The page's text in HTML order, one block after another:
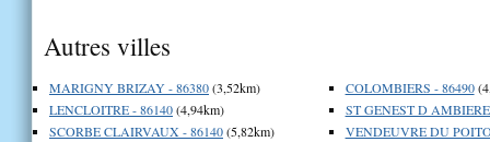
Autres villes
MARIGNY BRIZAY - 86380(3,52km)
LENCLOITRE - 86140(4,94km)
SCORBE CLAIRVAUX - 86140(5,82km)
COLOMBIERS - 86490
ST GENEST D
VENDEUVRE DU